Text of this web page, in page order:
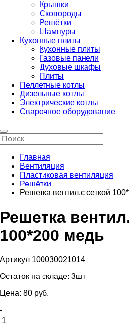
Крышки
Сковороды
Решётки
Шампуры
Кухонные плиты
Кухонные плиты
Газовые панели
Духовые шкафы
Плиты
Пеллетные котлы
Дизельные котлы
Электрические котлы
Сварочное оборудование
Главная
Вентиляция
Пластиковая вентиляция
Решётки
Решетка вентил.с сеткой
Решетка
100*200 медь
Артикул 100030021014
Остаток на складе: 3шт
Цена: 80 pуб.
-